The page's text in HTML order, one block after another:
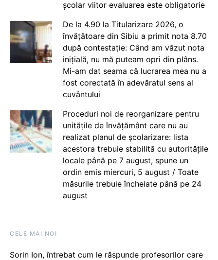
școlar viitor evaluarea este obligatorie
De la 4.90 la Titularizare 2026, o
învățătoare din Sibiu a primit nota 8.70
după contestație: Când am văzut nota
inițială, nu mă puteam opri din plâns.
Mi-am dat seama că lucrarea mea nu a
fost corectată în adevăratul sens al
cuvântului
Proceduri noi de reorganizare pentru
unitățile de învățământ care nu au
realizat planul de școlarizare: lista
acestora trebuie stabilită cu autoritățile
locale până pe 7 august, spune un
ordin emis miercuri, 5 august / Toate
măsurile trebuie încheiate până pe 24
august
CELE MAI NOI
Sorin Ion, întrebat cum le răspunde profesorilor care